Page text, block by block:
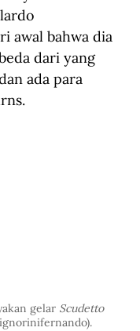
awal bahwa dia
dari yang
ada para
gelar Scudetto